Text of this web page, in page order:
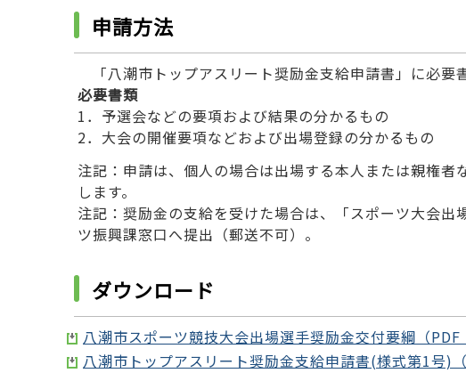
申請方法
「八潮市トップアスリート奨励金支給申請書」に必要
必要書類
1．予選会などの要項および結果の分かるもの
2．大会の開催要項などおよび出場登録の分かるもの
注記：申請は、個人の場合は出場する本人または親権
します。
注記：奨励金の支給を受けた場合は、「スポーツ大会
ツ振興課窓口へ提出（郵送不可）。
ダウンロード
八潮市スポーツ競技大会出場選手奨励金交付要綱（PDF
八潮市トップアスリート奨励金支給申請書(様式第1号)